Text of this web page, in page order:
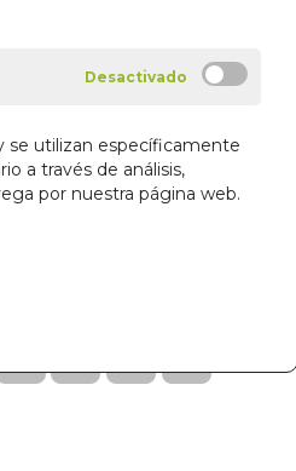
se utilizan específicamente
a través de análisis,
por nuestra página web.
a la cesta